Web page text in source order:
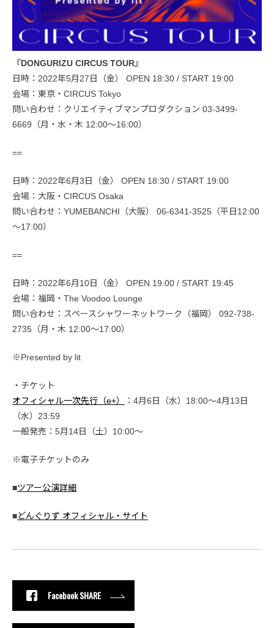
『DONGURIZU CIRCUS TOUR』
日時：2022年5月27日（金） OPEN 18:30 / START 19:00
会場：東京・CIRCUS Tokyo
問い合わせ：クリエイティブマンプロダクション 03-3499-
6669（月・水・木 12:00～16:00）
==
日時：2022年6月3日（金） OPEN 18:30 / START 19:00
会場：大阪・CIRCUS Osaka
問い合わせ：YUMEBANCHI（大阪） 06-6341-3525（平日12:00
～17:00）
==
日時：2022年6月10日（金） OPEN 19:00 / START 19:45
会場：福岡・The Voodoo Lounge
問い合わせ：スペースシャワーネットワーク（福岡） 092-738-
2735（月・木 12:00～17:00）
※Presented by lit
・チケット
オフィシャル一次先行（e+）
：4月6日（水）18:00〜4月13日
（水）23:59
一般発売：5月14日（土）10:00～
※電子チケットのみ
■ツアー公演詳細
■どんぐりず オフィシャル・サイト
Facebook SHARE